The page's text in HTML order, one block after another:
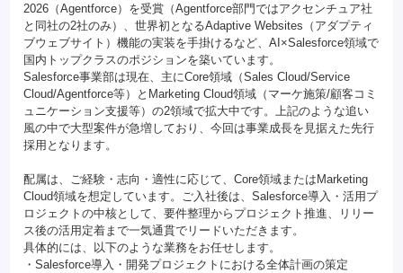
2026（Agentforce）を受賞（Agentforce部門ではアクセンチュア社
と同社の2社のみ）、世界初となるAdaptive Websites（アダプティ
ブウェブサイト）機能の実装を手掛けるなど、AI×Salesforce領域で
国内トップクラスのポジションを築いています。
Salesforce事業部は現在、主にCore領域（Sales Cloud/Service
Cloud/Agentforce等）とMarketing Cloud領域（マーケ施策/顧客コミ
ュニケーション支援等）の2領域で拡大中です。上記のような追い
風の中で大型案件が急増しており、今回は事業成長を見据えた先行
採用となります。
配属は、ご経験・志向・適性に応じて、Core領域またはMarketing
Cloud領域を想定しています。ご入社後は、Salesforce導入・活用プ
ロジェクトの中核として、要件整理からプロジェクト推進、リリー
ス後の活用定着まで一気通貫でリードいただきます。
具体的には、以下のような業務をお任せします。
・Salesforce導入・開発プロジェクトにおける全体計画の策定